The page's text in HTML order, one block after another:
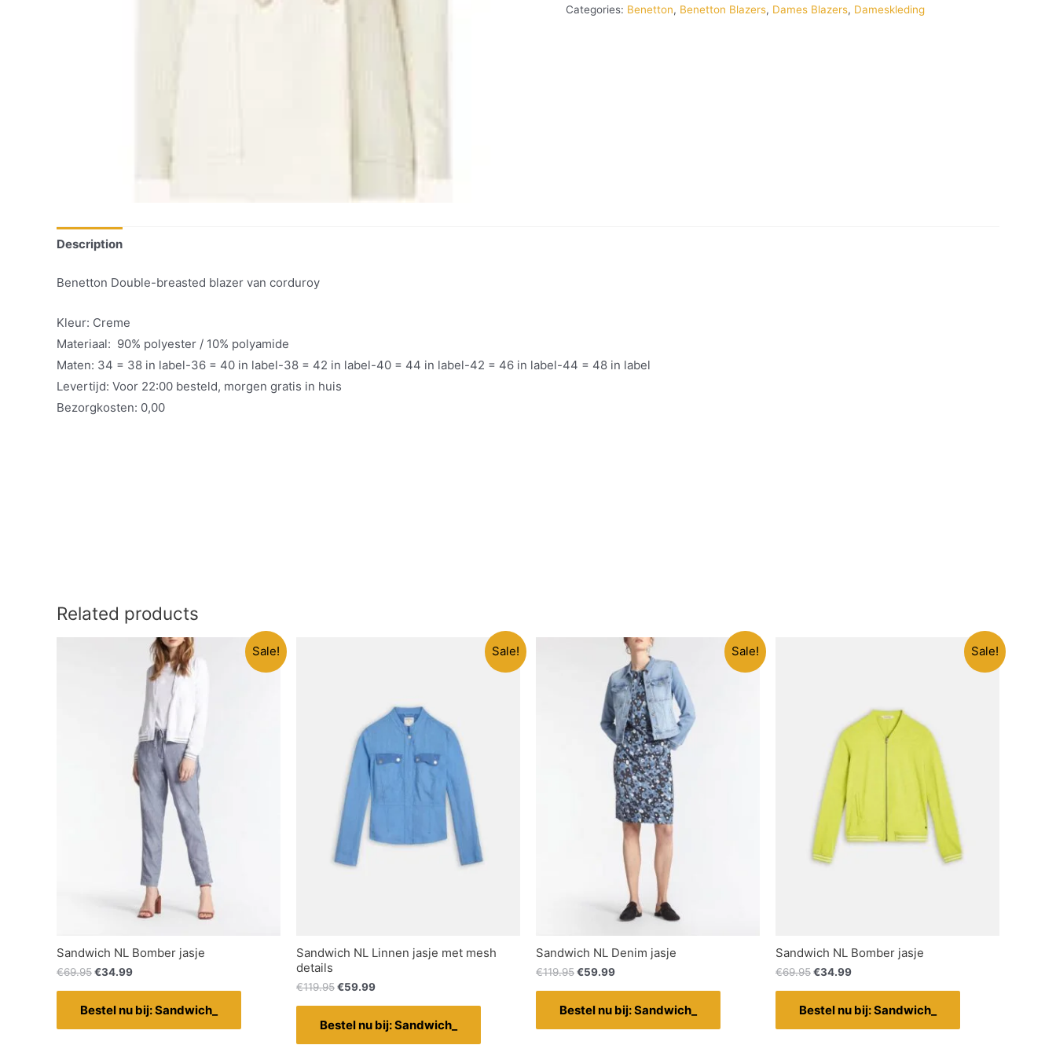
Categories: Benetton, Benetton Blazers, Dames Blazers, Dameskleding
Description
Benetton Double-breasted blazer van corduroy
Kleur: Creme
Materiaal: 90% polyester / 10% polyamide
Maten: 34 = 38 in label-36 = 40 in label-38 = 42 in label-40 = 44 in label-42 = 46 in label-44 = 48 in label
Levertijd: Voor 22:00 besteld, morgen gratis in huis
Bezorgkosten: 0,00
Related products
Sale!
Sandwich NL Bomber jasje
€69.95€34.99
Bestel nu bij: Sandwich_
Sale!
Sandwich NL Linnen jasje met mesh
details
€119.95€59.99
Bestel nu bij: Sandwich_
Sale!
Sandwich NL Denim jasje
€119.95€59.99
Bestel nu bij: Sandwich_
Sale!
Sandwich NL Bomber jasje
€69.95€34.99
Bestel nu bij: Sandwich_